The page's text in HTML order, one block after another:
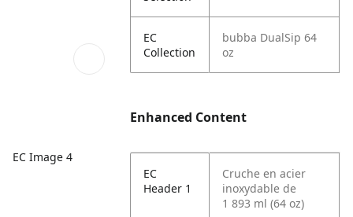
EC Image 4
EC
Collection
bubba DualSip 64
oz
Enhanced Content
EC
Header 1
Cruche en acier
inoxydable de
1 893 ml (64 oz)